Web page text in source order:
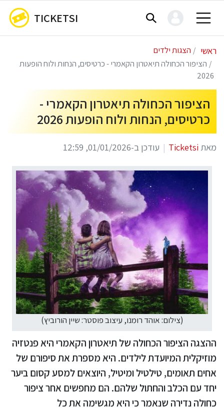
TICKETSI
ראשי
הצגות ילדים
הציפור הכחולה תיאטרון הקאמרי - כרטיסים, הנחות ולוח הופעות
2026
הציפור הכחולה תיאטרון הקאמרי -
כרטיסים, הנחות ולוח הופעות 2026
מאת Ticketsi עודכן ב-01/01/2026, 12:59
(צילום: אוהד רומנו, עיצוב פוסטר: שיין הורוביץ)
ההצגה הציפור הכחולה של תיאטרון הקאמרי היא פנטזיה
מוזיקלית המיועדת לילדים. היא מספרת את סיפורם של
אחים תאומים, טילטיל ומיטיל, היוצאים למסע קסום ביער
יחד עם הכלב והחתול שלהם. הם מחפשים אחר ציפור
כחולה נדירה שנאמר כי היא מגשימה את כל